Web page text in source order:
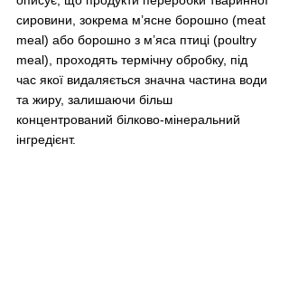
сировини, зокрема м’ясне борошно (meat
meal) або борошно з м’яса птиці (poultry
meal), проходять термічну обробку, під
час якої видаляється значна частина води
та жиру, залишаючи більш
концентрований білково-мінеральний
інгредієнт.